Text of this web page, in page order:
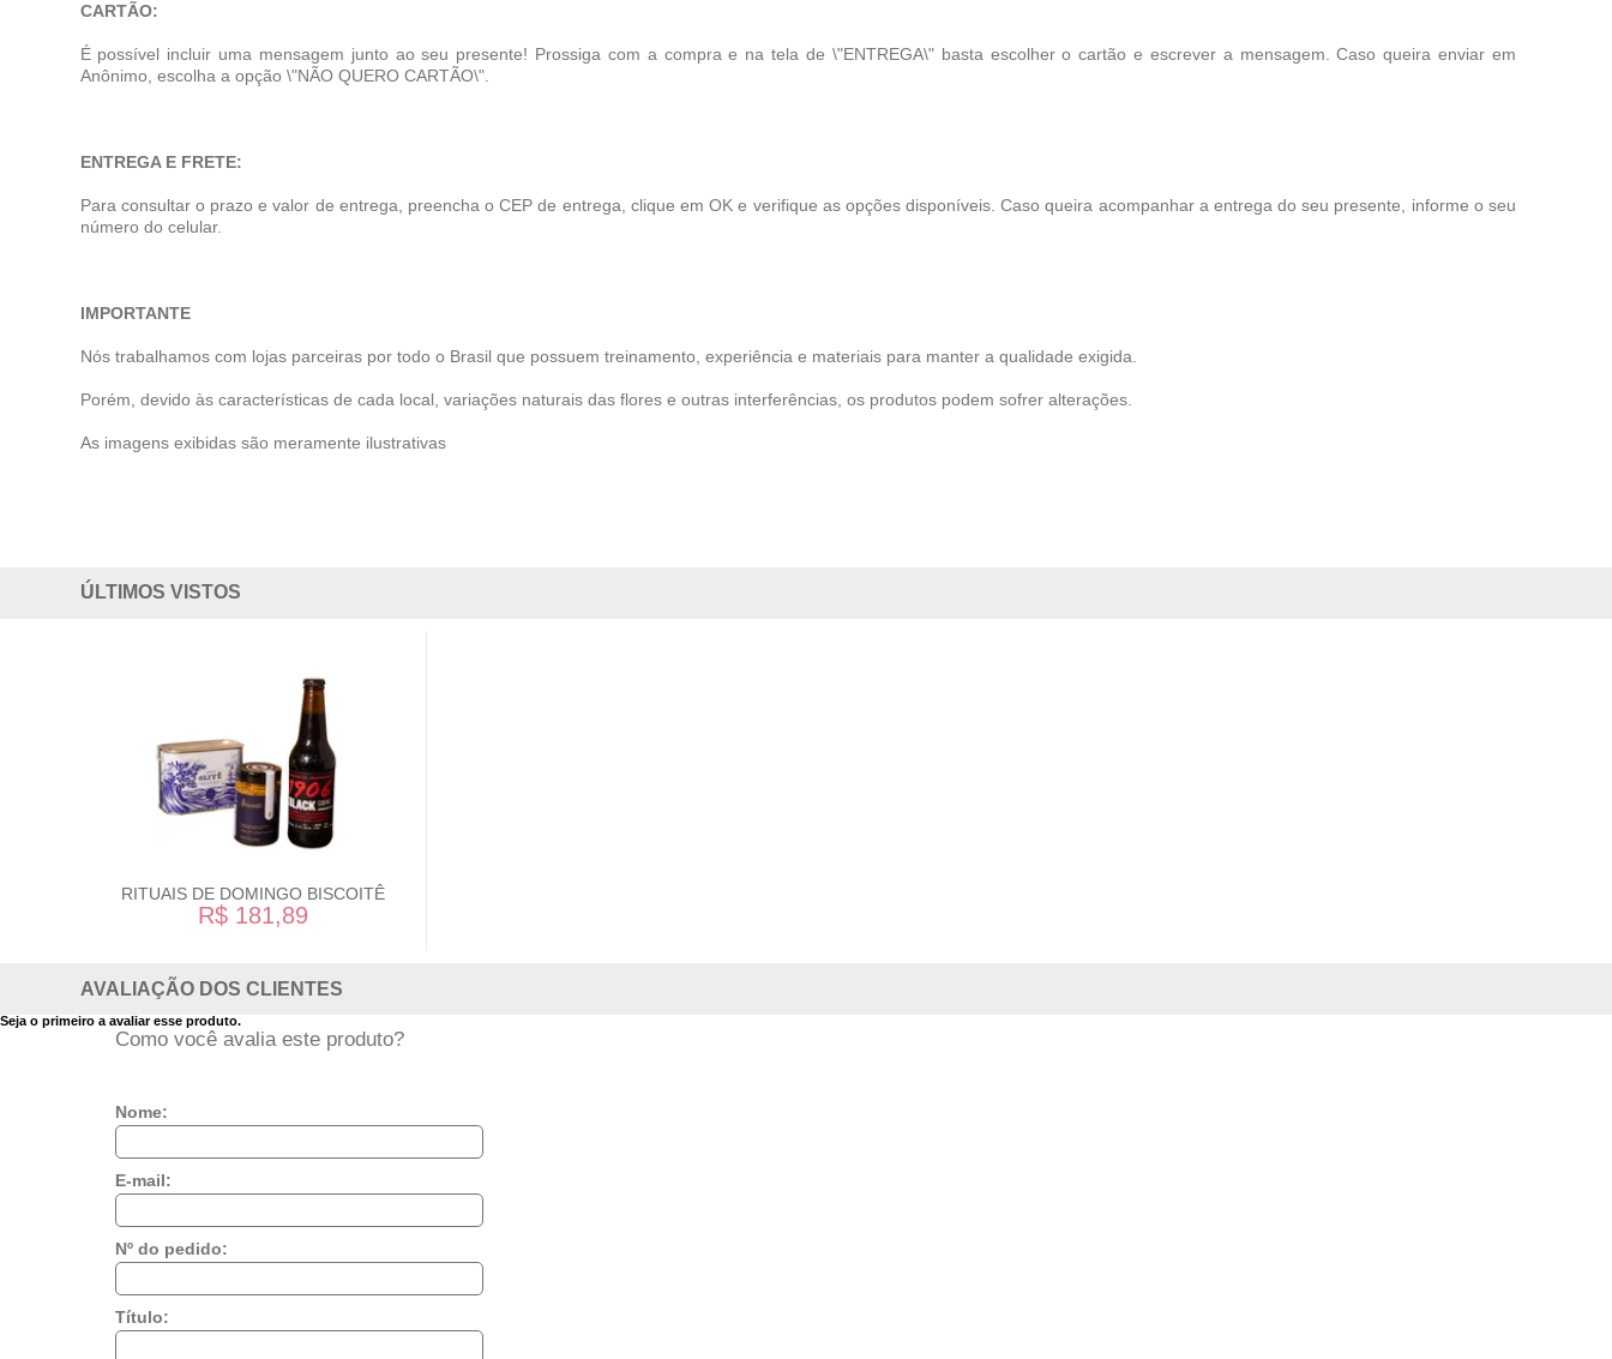
CARTÃO:
É possível incluir uma mensagem junto ao seu presente! Prossiga com a compra e na tela de \"ENTREGA\" basta escolher o cartão e escrever a mensagem. Caso queira enviar em
Anônimo, escolha a opção \"NÃO QUERO CARTÃO\".
ENTREGA E FRETE:
Para consultar o prazo e valor de entrega, preencha o CEP de entrega, clique em OK e verifique as opções disponíveis. Caso queira acompanhar a entrega do seu presente, informe o seu
número do celular.
IMPORTANTE
Nós trabalhamos com lojas parceiras por todo o Brasil que possuem treinamento, experiência e materiais para manter a qualidade exigida.
Porém, devido às características de cada local, variações naturais das flores e outras interferências, os produtos podem sofrer alterações.
As imagens exibidas são meramente ilustrativas
ÚLTIMOS VISTOS
RITUAIS DE DOMINGO BISCOITÊ
R$ 181,89
AVALIAÇÃO DOS CLIENTES
Seja o primeiro a avaliar esse produto.
Como você avalia este produto?
Nome:
E-mail:
Nº do pedido:
Título: